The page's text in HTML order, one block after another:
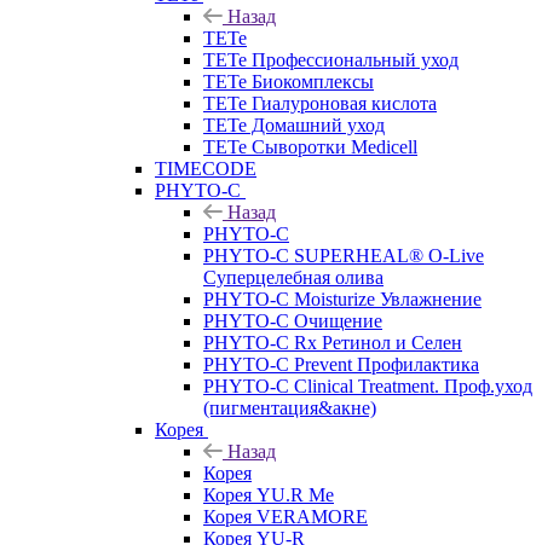
Назад
TETe
TETe Профессиональный уход
TETe Биокомплексы
TETe Гиалуроновая кислота
TETe Домашний уход
TETe Сыворотки Medicell
TIMECODE
PHYTO-C
Назад
PHYTO-C
PHYTO-C SUPERHEAL® O-Live
Суперцелебная олива
PHYTO-C Moisturize Увлажнение
PHYTO-C Очищение
PHYTO-C Rx Ретинол и Селен
PHYTO-C Prevent Профилактика
PHYTO-C Clinical Treatment. Проф.уход
(пигментация&акне)
Корея
Назад
Корея
Корея YU.R Me
Корея VERAMORE
Корея YU-R